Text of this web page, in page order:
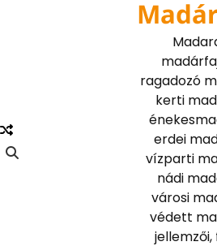
ragadozó
kerti
erdei
vízparti
nádi
városi
védett
jellemzői,